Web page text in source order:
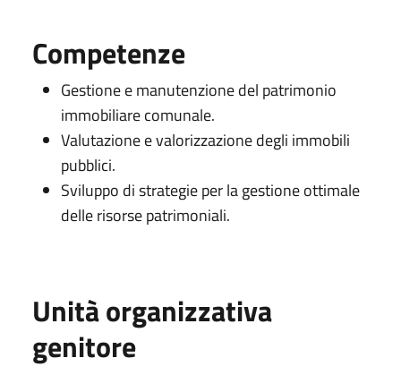
Competenze
Gestione e manutenzione del patrimonio
immobiliare comunale.
Valutazione e valorizzazione degli immobili
pubblici.
Sviluppo di strategie per la gestione ottimale
delle risorse patrimoniali.
Unità organizzativa
genitore